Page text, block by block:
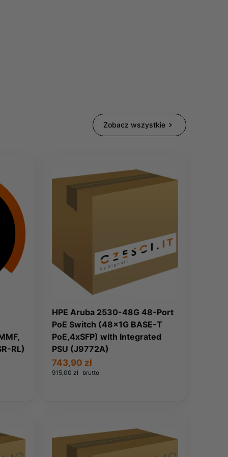
Zobacz wszystkie
RL)
HPE Aruba 2530-48G 48-Port
PoE Switch (48x1G BASE-T
PoE,4xSFP) with Integrated
PSU (J9772A)
915,00 zł brutto
743,90 zł